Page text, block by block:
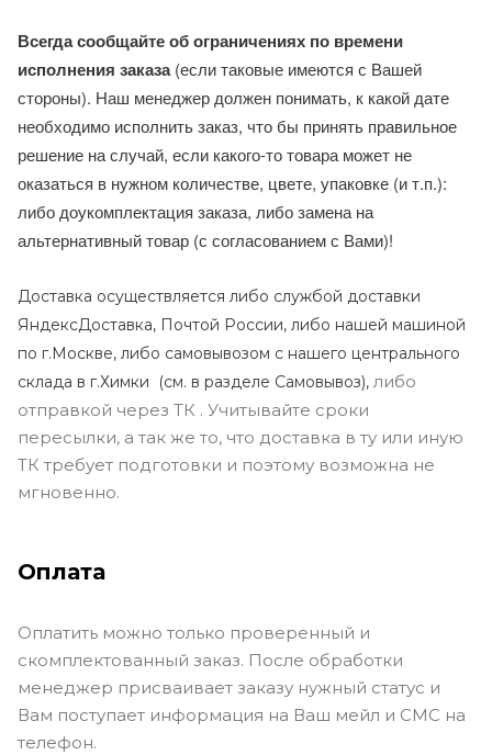
Всегда сообщайте об ограничениях по времени
исполнения заказа(если таковые имеются с Вашей
стороны). Наш менеджер должен понимать, к какой дате
необходимо исполнить заказ, что бы принять правильное
решение на случай, если какого-то товара может не
оказаться в нужном количестве, цвете, упаковке (и т.п.):
либо доукомплектация заказа, либо замена на
альтернативный товар (с согласованием с Вами)!
Доставка осуществляется либо службой доставки
ЯндексДоставка, Почтой России, либо нашей машиной
по г.Москве, либо самовывозом с нашего центрального
склада в г.Химки (см. в разделе Самовывоз), либо
отправкой через ТК . Учитывайте сроки
пересылки, а так же то, что доставка в ту или иную
ТК требует подготовки и поэтому возможна не
мгновенно.
Оплата
Оплатить можно только проверенный и
скомплектованный заказ. После обработки
менеджер присваивает заказу нужный статус и
Вам поступает информация на Ваш мейл и СМС на
телефон.